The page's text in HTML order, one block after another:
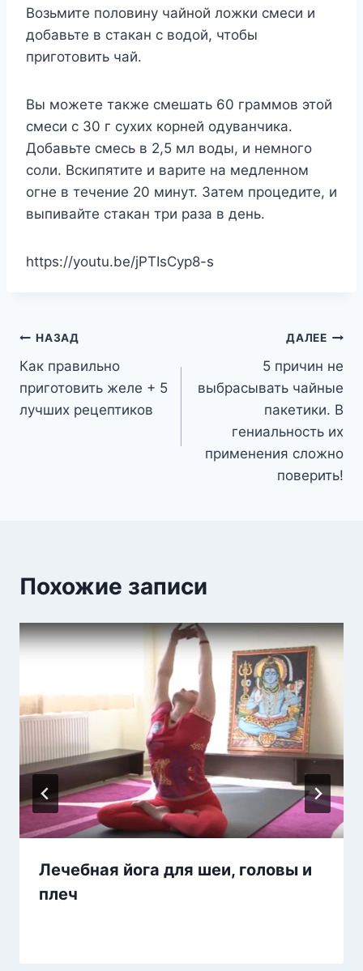
Возьмите половину чайной ложки смеси и
добавьте в стакан с водой, чтобы
приготовить чай.
Вы можете также смешать 60 граммов этой
смеси с 30 г сухих корней одуванчика.
Добавьте смесь в 2,5 мл воды, и немного
соли. Вскипятите и варите на медленном
огне в течение 20 минут. Затем процедите, и
выпивайте стакан три раза в день.
https://youtu.be/jPTIsCyp8-s
Навигация
по
записям
НАЗАД
Как правильно
приготовить желе + 5
лучших рецептиков
ДАЛЕЕ
5 причин не
выбрасывать чайные
пакетики. В
гениальность их
применения сложно
поверить!
Похожие записи
Лечебная йога для шеи, головы и
плеч